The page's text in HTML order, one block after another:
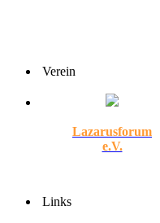
Verein
Lazarusforum
e.V.
Links